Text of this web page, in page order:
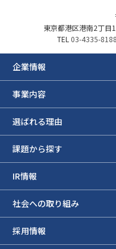
東京都港区港南2丁目
TEL 03-4335-8188
企業情報
事業内容
選ばれる理由
課題から探す
IR情報
社会への取り組み
採用情報